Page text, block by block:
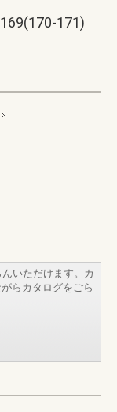
171)
いただけます。カ
らカタログをごら